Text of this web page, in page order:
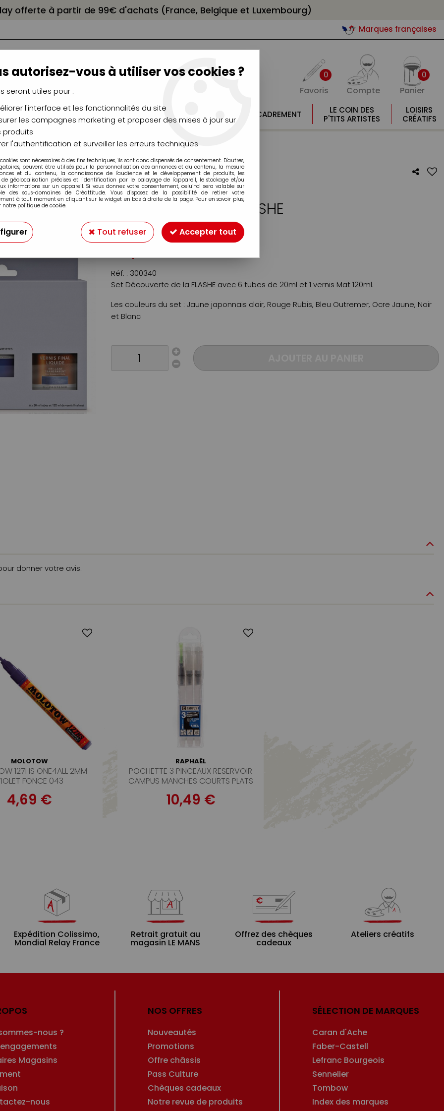
offerte à partir de 99€ d'achats (France, Belgique et Luxembourg)
Marques françaises
0
Favoris Compte
0
Panier
CHÂSSIS
CHEVALETS
AÉROGRAPHIE
MODÉLISME
MOULAGE
ENCADREMENT
LE COIN DES
P'TITS ARTISTES
LOISIRS
CRÉATIFS
FLASHE
SET DECOUVERTE FLASHE
Soyez le premier à donner votre avis !
22,90€
Réf. : 300340
Set Découverte de la FLASHE avec 6 tubes de 20ml et 1 vernis Mat 120ml.
Les couleurs du set : Jaune japonnais clair, Rouge Rubis, Bleu Outremer, Ocre Jaune, Noir
et Blanc
donner votre avis.
MOLOTOW
127HS ONE4ALL 2MM
FONCE 043
4,69 €
RAPHAËL
POCHETTE 3 PINCEAUX RESERVOIR
CAMPUS MANCHES COURTS PLATS
10,49 €
Expédition Colissimo,
Mondial Relay France
Retrait gratuit au
magasin LE MANS
Offrez des chèques
cadeaux
Ateliers créatifs
nous ?
Magasins
nous
NOS OFFRES
Nouveautés
Promotions
Offre châssis
Pass Culture
Chèques cadeaux
Notre revue de produits
SÉLECTION DE MARQUES
Caran d'Ache
Faber-Castell
Lefranc Bourgeois
Sennelier
Tombow
Index des marques
autorisez-vous à utiliser vos cookies ?
seront utiles pour :
l'interface et les fonctionnalités du site
les campagnes marketing et proposer des mises à jour sur
produits
l'authentification et surveiller les erreurs techniques
sont nécessaires à des fins techniques, ils sont donc dispensés de consentement. D'autres,
peuvent être utilisés pour la personnalisation des annonces et du contenu, la mesure
et du contenu, la connaissance de l'audience et le développement de produits, les
de géolocalisation précises et l'identification par le balayage de l'appareil, le stockage et/ou
informations sur un appareil. Si vous donnez votre consentement, celui-ci sera valable sur
des sous-domaines de Créattitude. Vous disposez de la possibilité de retirer votre
à tout moment en cliquant sur le widget en bas à droite de la page. Pour en savoir plus,
notre politique de cookie.
Tout refuser Accepter tout